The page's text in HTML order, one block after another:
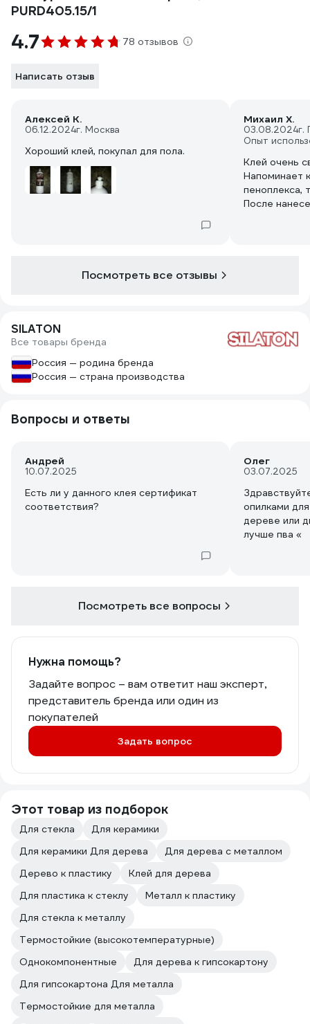
PURD405.15/1
4.7 78 отзывов
Написать отзыв
Алексей К.
06.12.2024г. Москва
Хороший клей, покупал для пола.
Михаил Х.
03.08.2024г.
Опыт
Клей очень
Напоминает
пеноплекса,
После нанесения
Посмотреть все отзывы
SILATON
Все товары бренда
Россия — родина бренда
Россия — страна производства
Вопросы и ответы
Андрей
10.07.2025
Есть ли у данного клея сертификат
соответствия?
Олег
03.07.2025
опилками
дереве или
лучше пва «
Посмотреть все вопросы
Нужна помощь?
Задайте вопрос – вам ответит наш эксперт,
представитель бренда или один из
покупателей
Задать вопрос
Этот товар из подборок
Для стекла
Для керамики
Для керамики Для дерева
Для дерева с металлом
Дерево к пластику
Клей для дерева
Для пластика к стеклу
Металл к пластику
Для стекла к металлу
Термостойкие (высокотемпературные)
Однокомпонентные
Для дерева к гипсокартону
Для гипсокартона Для металла
Термостойкие для металла